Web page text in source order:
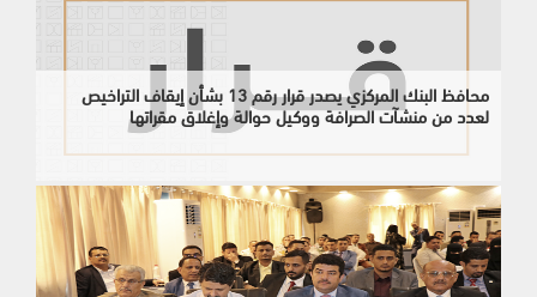
محافظ البنك المركزي يصدر قرار رقم 13 بشأن إيقاف التراخيص
لعدد من منشآت الصرافة ووكيل حوالة وإغلاق مقراتها